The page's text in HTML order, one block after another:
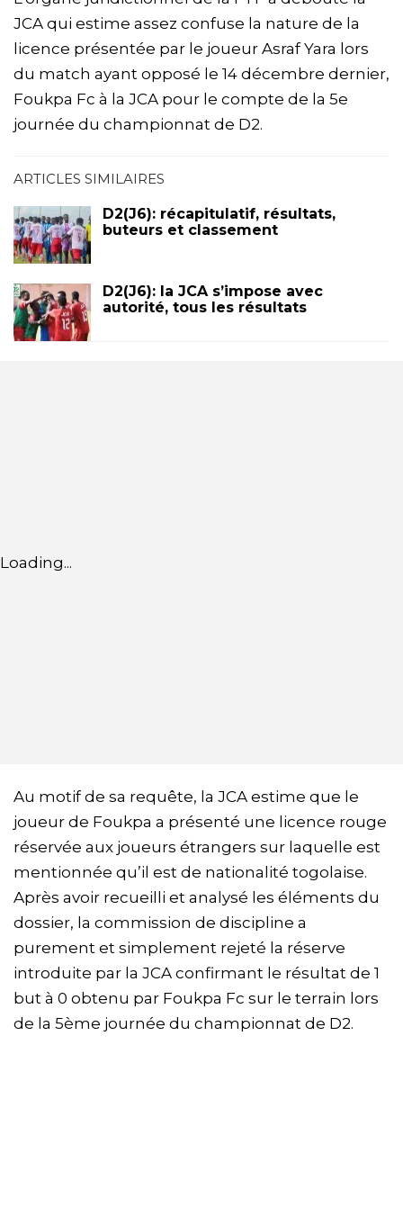
JCA qui estime assez confuse la nature de la
licence présentée par le joueur Asraf Yara lors
du match ayant opposé le 14 décembre dernier,
Foukpa Fc à la JCA pour le compte de la 5e
journée du championnat de D2.
ARTICLES SIMILAIRES
D2(J6): récapitulatif, résultats,
buteurs et classement
D2(J6): la JCA s’impose avec
autorité, tous les résultats
Loading...
Au motif de sa requête, la JCA estime que le
joueur de Foukpa a présenté une licence rouge
réservée aux joueurs étrangers sur laquelle est
mentionnée qu’il est de nationalité togolaise.
Après avoir recueilli et analysé les éléments du
dossier, la commission de discipline a
purement et simplement rejeté la réserve
introduite par la JCA confirmant le résultat de 1
but à 0 obtenu par Foukpa Fc sur le terrain lors
de la 5ème journée du championnat de D2.